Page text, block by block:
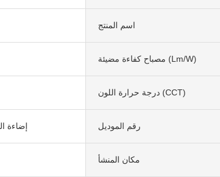
اسم المنتج
مصباح كفاءة مضيئة (lm/w)
درجة حرارة اللون (CCT)
إضاءة رقم الموديل
مكان المنشأ